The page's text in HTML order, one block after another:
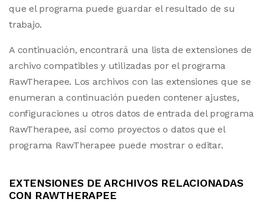
que el programa puede guardar el resultado de su
trabajo.
A continuación, encontrará una lista de extensiones de
archivo compatibles y utilizadas por el programa
RawTherapee. Los archivos con las extensiones que se
enumeran a continuación pueden contener ajustes,
configuraciones u otros datos de entrada del programa
RawTherapee, así como proyectos o datos que el
programa RawTherapee puede mostrar o editar.
EXTENSIONES DE ARCHIVOS RELACIONADAS
CON RAWTHERAPEE